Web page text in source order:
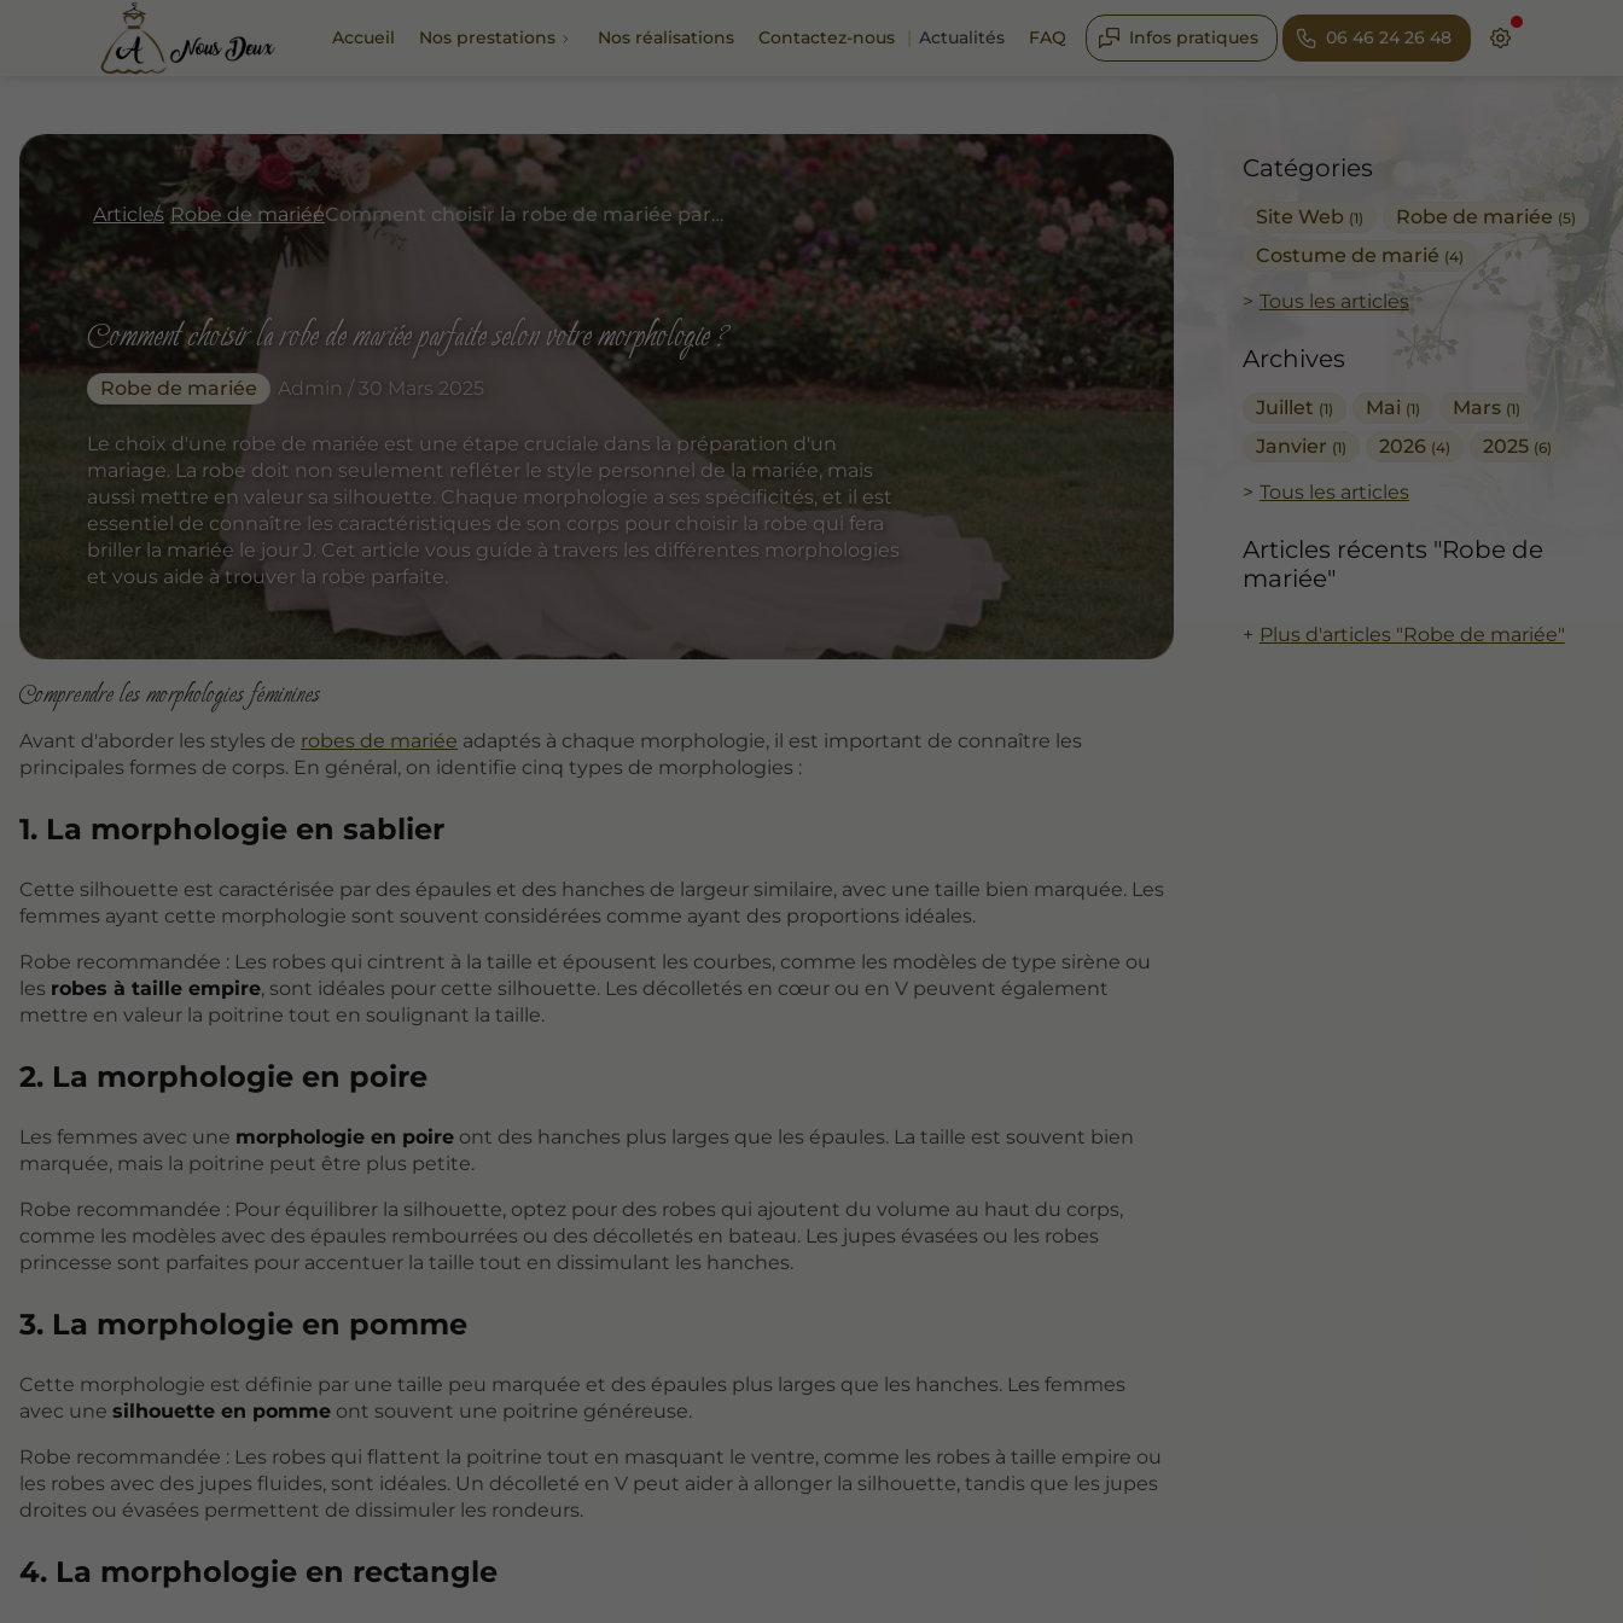
Accueil Nos prestations Nos réalisations Contactez-nous Actualités FAQ Infos pratiques 06 46 24 26 48
Catégories
Site Web (1) Robe de mariée (5)
Costume de marié (4)
Tous les articles
Archives
Juillet (1) Mai (1) Mars (1)
Janvier (1) 2026 (4) 2025 (6)
Tous les articles
Articles récents "Robe de
mariée"
Plus d'articles "Robe de mariée"
Articles Robe de mariée Comment choisir la robe de mariée parfaite selon votre morphologie ?
Comment choisir la robe de mariée parfaite selon votre morphologie ?
Robe de mariée Admin / 30 Mars 2025
Le choix d'une robe de mariée est une étape cruciale dans la préparation d'un
mariage. La robe doit non seulement refléter le style personnel de la mariée, mais
aussi mettre en valeur sa silhouette. Chaque morphologie a ses spécificités, et il est
essentiel de connaître les caractéristiques de son corps pour choisir la robe qui fera
briller la mariée le jour J. Cet article vous guide à travers les différentes morphologies
et vous aide à trouver la robe parfaite.
Comprendre les morphologies féminines
Avant d'aborder les styles de robes de mariée adaptés à chaque morphologie, il est important de connaître les
principales formes de corps. En général, on identifie cinq types de morphologies :
1. La morphologie en sablier
Cette silhouette est caractérisée par des épaules et des hanches de largeur similaire, avec une taille bien marquée. Les
femmes ayant cette morphologie sont souvent considérées comme ayant des proportions idéales.
Robe recommandée : Les robes qui cintrent à la taille et épousent les courbes, comme les modèles de type sirène ou
les robes à taille empire, sont idéales pour cette silhouette. Les décolletés en cœur ou en V peuvent également
mettre en valeur la poitrine tout en soulignant la taille.
2. La morphologie en poire
Les femmes avec une morphologie en poire ont des hanches plus larges que les épaules. La taille est souvent bien
marquée, mais la poitrine peut être plus petite.
Robe recommandée : Pour équilibrer la silhouette, optez pour des robes qui ajoutent du volume au haut du corps,
comme les modèles avec des épaules rembourrées ou des décolletés en bateau. Les jupes évasées ou les robes
princesse sont parfaites pour accentuer la taille tout en dissimulant les hanches.
3. La morphologie en pomme
Cette morphologie est définie par une taille peu marquée et des épaules plus larges que les hanches. Les femmes
avec une silhouette en pomme ont souvent une poitrine généreuse.
Robe recommandée : Les robes qui flattent la poitrine tout en masquant le ventre, comme les robes à taille empire ou
les robes avec des jupes fluides, sont idéales. Un décolleté en V peut aider à allonger la silhouette, tandis que les jupes
droites ou évasées permettent de dissimuler les rondeurs.
4. La morphologie en rectangle